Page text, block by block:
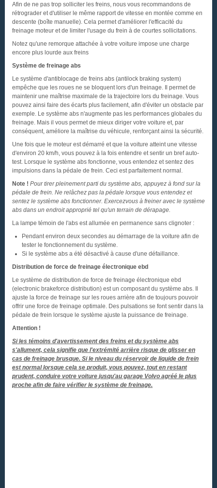
Afin de ne pas trop solliciter les freins, nous vous recommandons de
rétrograder et d'utiliser le même rapport de vitesse en montée comme en
descente (boîte manuelle). Cela permet d'améliorer l'efficacité du
freinage moteur et de limiter l'usage du frein à de courtes sollicitations.
Notez qu'une remorque attachée à votre voiture impose une charge
encore plus lourde aux freins
Système de freinage abs
Le système d'antiblocage de freins abs (antilock braking system)
empêche que les roues ne se bloquent lors d'un freinage. Il permet de
maintenir une maîtrise maximale de la trajectoire lors du freinage. Vous
pouvez ainsi faire des écarts plus facilement, afin d'éviter un obstacle par
exemple. Le système abs n'augmente pas les performances globales du
freinage. Mais il vous permet de mieux diriger votre voiture et, par
conséquent, améliore la maîtrise du véhicule, renforçant ainsi la sécurité.
Une fois que le moteur est démarré et que la voiture atteint une vitesse
d'environ 20 km/h, vous pouvez à la fois entendre et sentir un bref auto-
test. Lorsque le système abs fonctionne, vous entendez et sentez des
impulsions dans la pédale de frein. Ceci est parfaitement normal.
Note ! Pour tirer pleinement parti du système abs, appuyez à fond sur la
pédale de frein. Ne relâchez pas la pédale lorsque vous entendez et
sentez le système abs fonctionner. Exercezvous à freiner avec le système
abs dans un endroit approprié tel qu'un terrain de dérapage.
La lampe témoin de l'abs est allumée en permanence sans clignoter :
Pendant environ deux secondes au démarrage de la voiture afin de
tester le fonctionnement du système.
Si le système abs a été désactivé à cause d'une défaillance.
Distribution de force de freinage électronique ebd
Le système de distribution de force de freinage électronique ebd
(electronic brakeforce distribution) est un composant du système abs. Il
ajuste la force de freinage sur les roues arrière afin de toujours pouvoir
offrir une force de freinage optimale. Des pulsations se font sentir dans la
pédale de frein lorsque le système ajuste la puissance de freinage.
Attention !
Si les témoins d'avertissement des freins et du système abs
s'allument, cela signifie que l'extrémité arrière risque de glisser en
cas de freinage brusque. Si le niveau du réservoir de liquide de frein
est normal lorsque cela se produit, vous pouvez, tout en restant
prudent, conduire votre voiture jusqu'au garage Volvo agréé le plus
proche afin de faire vérifier le système de freinage.